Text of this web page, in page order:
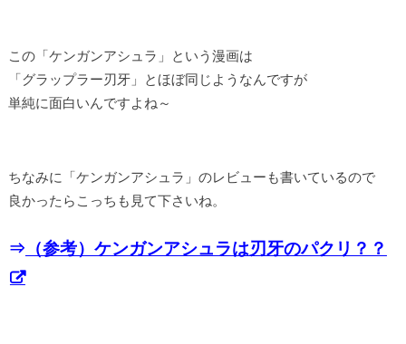
この「ケンガンアシュラ」という漫画は
「グラップラー刃牙」とほぼ同じようなんですが
単純に面白いんですよね～
ちなみに「ケンガンアシュラ」のレビューも書いているので
良かったらこっちも見て下さいね。
⇒ （参考）ケンガンアシュラは刃牙のパクリ？？